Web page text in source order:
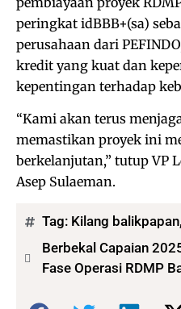
peringkat idBBB+(sa)
perusahaan dari
kredit yang kuat dan
kepentingan terhadap
“Kami akan terus
memastikan proyek ini
berkelanjutan,” tutup VP
Asep Sulaeman.
Tag: Kilang balikpapan,
Berbekal Capaian
Fase Operasi RDMP
Bagikan: